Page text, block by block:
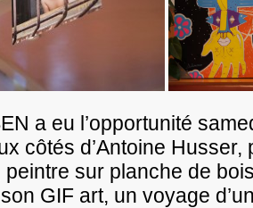
a eu l’opportunité
côtés d’Antoine Husser,
peintre sur planche de
GIF art, un voyage